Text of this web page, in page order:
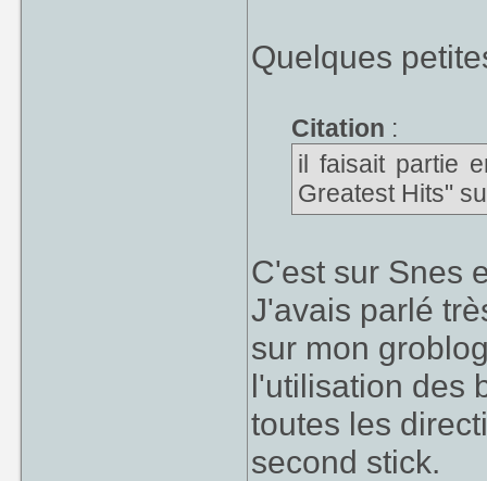
Quelques
Citation :
il faisait partie
Greatest Hits"
C'est sur Snes
J'avais parlé
sur mon
l'utilisation des
toutes les
second stick.